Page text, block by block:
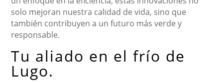
solo mejoran nuestra calidad de vida, sino que
también contribuyen a un futuro más verde y
responsable.
Tu aliado en el frío de
Lugo.